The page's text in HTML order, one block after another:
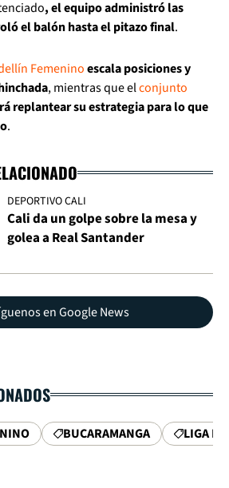
, el equipo administró las
el balón hasta el pitazo final.
Femeninoescala posiciones y
, mientras que elconjunto
replantear su estrategia para lo que
.
DEPORTIVO CALI
Cali da un golpe sobre la mesa y
golea a Real Santander
en Google News
BUCARAMANGA LIGA